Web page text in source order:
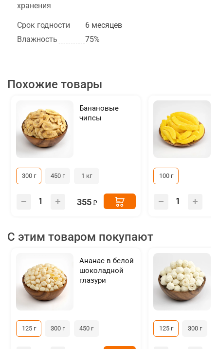
хранения
Срок годности
6 месяцев
Влажность
75%
Похожие товары
Банановые
чипсы
300 г 450 г 1 кг
355
100 г
С этим товаром покупают
Ананас в белой
шоколадной
глазури
125 г 300 г 450 г 125 г 300 г